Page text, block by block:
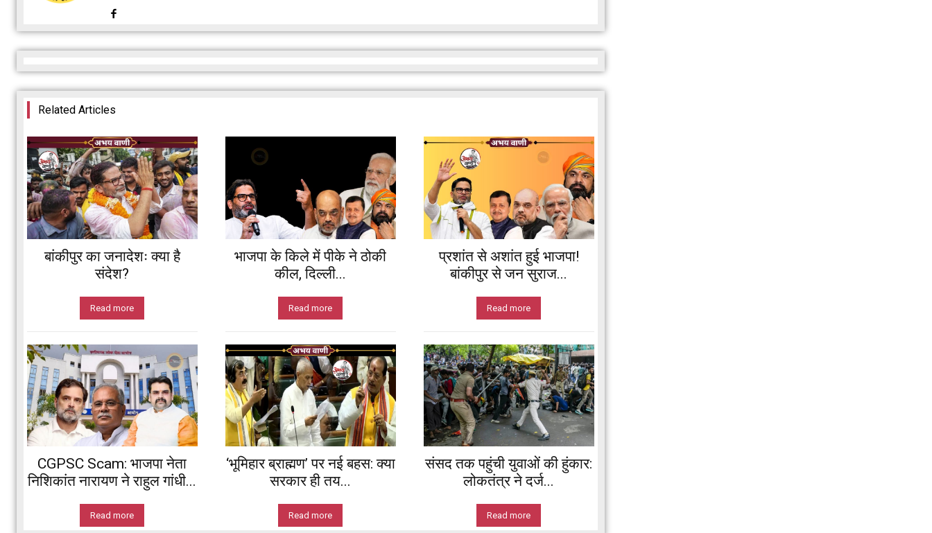
Related Articles
बांकीपुर का जनादेशः क्या है
संदेश?
Read more
भाजपा के किले में पीके ने ठोकी
कील, दिल्ली...
Read more
प्रशांत से अशांत हुई भाजपा!
बांकीपुर से जन सुराज...
Read more
CGPSC Scam: भाजपा नेता
निशिकांत नारायण ने राहुल गांधी...
Read more
‘भूमिहार ब्राह्मण’ पर नई बहस: क्या
सरकार ही तय...
Read more
संसद तक पहुंची युवाओं की हुंकार:
लोकतंत्र ने दर्ज...
Read more